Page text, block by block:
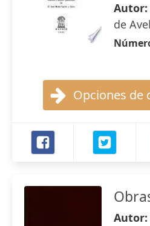
Autor:
de
Opciones de
Autor: